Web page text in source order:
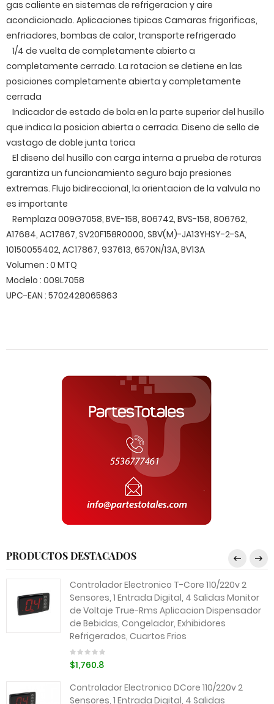
gas caliente en sistemas de refrigeracion y aire
acondicionado. Aplicaciones tipicas Camaras frigorificas,
enfriadores, bombas de calor, transporte refrigerado
1/4 de vuelta de completamente abierto a
completamente cerrado. La rotacion se detiene en las
posiciones completamente abierta y completamente
cerrada
Indicador de estado de bola en la parte superior del husillo
que indica la posicion abierta o cerrada. Diseno de sello de
vastago de doble junta torica
El diseno del husillo con carga interna a prueba de roturas
garantiza un funcionamiento seguro bajo presiones
extremas. Flujo bidireccional, la orientacion de la valvula no
es importante
Remplaza 009G7058, BVE-158, 806742, BVS-158, 806762,
A17684, AC17867, SV20F158R0000, SBV(M)-JA13YHSY-2-SA,
10150055402, AC17867, 937613, 6570N/13A, BV13A
Volumen : 0 MTQ
Modelo : 009L7058
UPC-EAN : 5702428065863
PRODUCTOS DESTACADOS
Controlador Electronico T-Core 110/220v 2
Sensores, 1 Entrada Digital, 4 Salidas Monitor
de Voltaje True-Rms Aplicacion Dispensador
de Bebidas, Congelador, Exhibidores
Refrigerados, Cuartos Frios
$1,760.8
Controlador Electronico DCore 110/220v 2
Sensores, 1 Entrada Digital, 4 Salidas